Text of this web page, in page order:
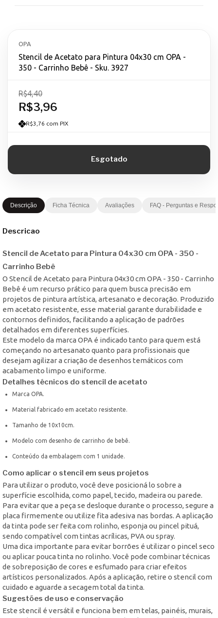
OPA
Stencil de Acetato para Pintura 04x30 cm OPA -
350 - Carrinho Bebê - Sku. 3927
R$3,96
R$4,40
R$3,76 com PIX
Descrição Ficha Técnica Avaliações FAQ - Perguntas e
Descricao
Stencil de Acetato para Pintura 04x30 cm OPA - 350 -
Carrinho Bebê
O Stencil de Acetato para Pintura 04x30 cm OPA - 350 - Carrinho
Bebê é um recurso prático para quem busca precisão em
projetos de pintura artística, artesanato e decoração. Produzido
em acetato resistente, esse material garante durabilidade e
contornos definidos, facilitando a aplicação de padrões
detalhados em diferentes superfícies.
Este modelo da marca OPA é indicado tanto para quem está
começando no artesanato quanto para profissionais que
desejam agilizar a criação de desenhos temáticos com
acabamento limpo e uniforme.
Detalhes técnicos do stencil de acetato
Marca OPA.
Material fabricado em acetato resistente.
Tamanho de 10x10cm.
Modelo com desenho de carrinho de bebê.
Conteúdo da embalagem com 1 unidade.
Como aplicar o stencil em seus projetos
Para utilizar o produto, você deve posicioná lo sobre a
superfície escolhida, como papel, tecido, madeira ou parede.
Para evitar que a peça se desloque durante o processo, segure a
placa firmemente ou utilize fita adesiva nas bordas. A aplicação
da tinta pode ser feita com rolinho, esponja ou pincel pituá,
sendo compatível com tintas acrílicas, PVA ou spray.
Uma dica importante para evitar borrões é utilizar o pincel seco
ou aplicar pouca tinta no rolinho. Você pode combinar técnicas
de sobreposição de cores e esfumado para criar efeitos
artísticos personalizados. Após a aplicação, retire o stencil com
cuidado e aguarde a secagem total da tinta.
Sugestões de uso e conservação
Este stencil é versátil e funciona bem em telas, painéis, murais,